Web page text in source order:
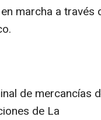
marcha a través
de mercancías
de La